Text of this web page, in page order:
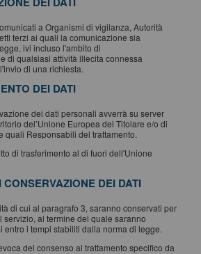
a Organismi di vigilanza, Autorità
terzi ai quali la comunicazione sia
ivi incluso l'ambito di
di qualsiasi attività illecita connessa
di una richiesta.
DEI DATI
dei dati personali avverrà su server
del’Unione Europea del Titolare e/o di
quali Responsabili del trattamento.
di trasferimento al di fuori dell'Unione
DEI DATI
di cui al paragrafo 3, saranno conservati per
al termine del quale saranno
entro i tempi stabiliti dalla norma di legge.
del consenso al trattamento specifico da